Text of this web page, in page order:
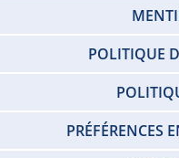
POLITIQUE
PRÉFÉRENCES